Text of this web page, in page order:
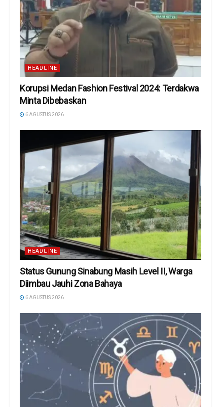
HEADLINE
Korupsi Medan Fashion Festival 2024: Terdakwa
Minta Dibebaskan
6 AGUSTUS 2026
HEADLINE
Status Gunung Sinabung Masih Level II, Warga
Diimbau Jauhi Zona Bahaya
6 AGUSTUS 2026